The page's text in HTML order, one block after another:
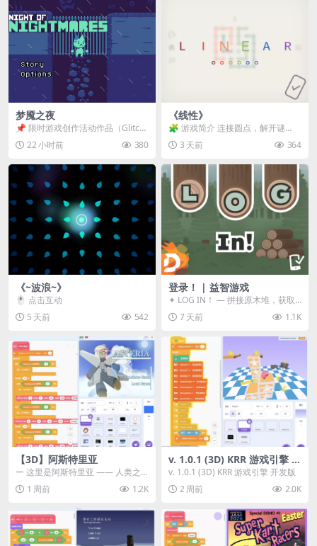
梦魇之夜
📌 限时游戏创作活动作品（Glitch
Game Jam） 📖 故事背景 怪物四...
22 小时前 380
《线性》
🧩 游戏简介 连接圆点，解开谜
题。 ⚠️ 重要提示 所有关卡均可通
关，请确保使用...
3 天前 364
《~波浪~》
🖱️ 点击互动
5 天前
542
登录！ | 益智游戏
✦ LOG IN！ — 拼接原木堆，获取
分数！ ᑕ☲◎ ᑕ☲◎ ᑕ☲◎ ᑕ☲◎ ...
7 天前 1.1K
【3D】阿斯特里亚
ー 这里是阿斯特里亚 —— 人类之
罪与未来希望交汇之地 📖 游戏简
介 《阿斯特里...
1 周前 1.2K
v. 1.0.1 (3D) KRR 游戏引擎 开
发版
v. 1.0.1 (3D) KRR 游戏引擎 开发版
2 周前
2.0K